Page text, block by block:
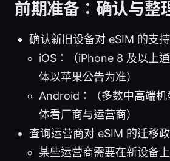
前期准备：确认与整
确认新旧设备对 eSIM 的支
iOS：（iPhone 8 及以上
体以苹果公告为准）
Android：（多数中高端
体看厂商与运营商）
查询运营商对 eSIM 的迁移
某些运营商需要在新设备